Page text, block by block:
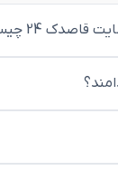
24 چیست؟